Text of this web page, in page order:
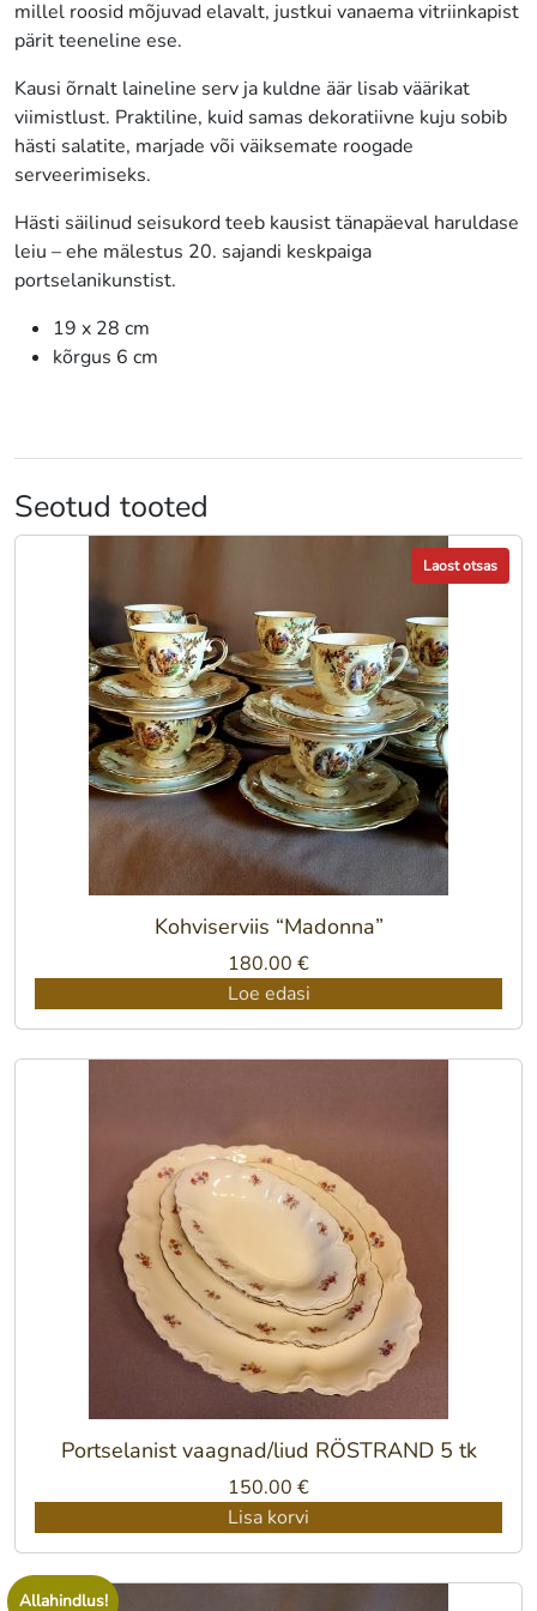
millel roosid mõjuvad elavalt, justkui vanaema vitriinkapist
pärit teeneline ese.
Kausi õrnalt laineline serv ja kuldne äär lisab väärikat
viimistlust. Praktiline, kuid samas dekoratiivne kuju sobib
hästi salatite, marjade või väiksemate roogade
serveerimiseks.
Hästi säilinud seisukord teeb kausist tänapäeval haruldase
leiu – ehe mälestus 20. sajandi keskpaiga
portselanikunstist.
19 x 28 cm
kõrgus 6 cm
Seotud tooted
Laost otsas
Kohviserviis “Madonna”
180.00 €
Loe edasi
Portselanist vaagnad/liud RÖSTRAND 5 tk
150.00 €
Lisa korvi
Allahindlus!